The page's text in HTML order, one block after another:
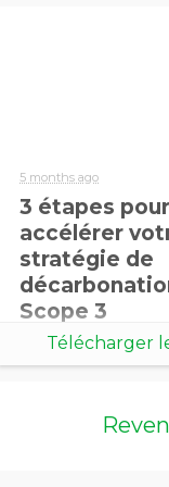
5 months ago
3 étapes pour
accélérer
stratégie de
Scope 3
Télécharger